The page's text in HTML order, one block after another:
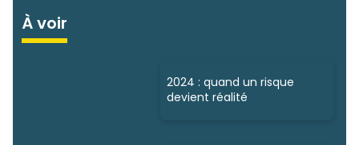
À voir
2024 : quand un risque
devient réalité